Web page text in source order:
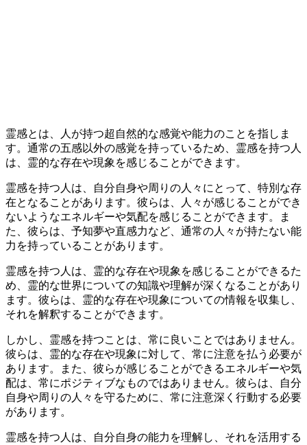
霊感とは、人が持つ超自然的な感覚や能力のことを指しま
す。通常の五感以外の感覚を持っているため、霊感を持つ人
は、霊的な存在や現象を感じることができます。
霊感を持つ人は、自分自身や周りの人々にとって、特別な存
在となることがあります。彼らは、人々が感じることができ
ないようなエネルギーや気配を感じることができます。ま
た、彼らは、予知夢や直感力など、通常の人々が持たない能
力を持っていることがあります。
霊感を持つ人は、霊的な存在や現象を感じることができるた
め、霊的な世界についての知識や理解が深くなることがあり
ます。彼らは、霊的な存在や現象についての情報を収集し、
それを解釈することができます。
しかし、霊感を持つことは、常に良いことではありません。
彼らは、霊的な存在や現象に対して、常に注意を払う必要が
あります。また、彼らが感じることができるエネルギーや気
配は、常にポジティブなものではありません。彼らは、自分
自身や周りの人々を守るために、常に注意深く行動する必要
があります。
霊感を持つ人は、自分自身の能力を理解し、それを活用する